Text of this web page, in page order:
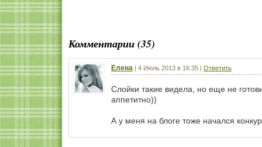
Комментарии (35)
Елена | 4 Июль 2013 в 16:35 | Ответить
Слойки такие видела, но еще не
аппетитно))
А у меня на блоге тоже начался